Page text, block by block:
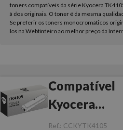
toners compatíveis da série Kyocera
à dos originais. O toner é da mesma
Se preferir os toners monocromáticos
los na Webtinteiro ao melhor preço da
Compatível
Kyocera
TK4105 Preto
Ref.: CCKYTK4105